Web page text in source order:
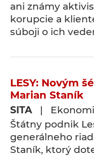
ani známy
korupcie a
súboji o ich
LESY: Novým
Marian Staník
SITA |
Štátny podnik
generálneho
Staník, ktorý